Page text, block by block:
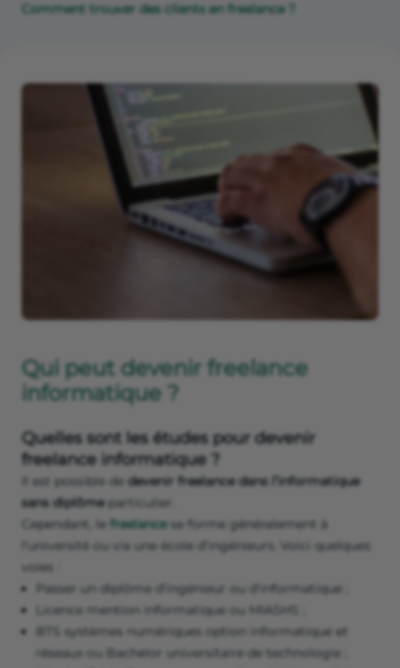
Comment trouver des clients en freelance ?
Qui peut devenir freelance
informatique ?
Quelles sont les études pour devenir
freelance informatique ?
Il est possible de devenir freelance dans l’informatique
sans diplômeparticulier.
Cependant, le freelancese forme généralement à
l'université ou via une école d’ingénieurs. Voici quelques
voies :
Passer un diplôme d’ingénieur ou d'informatique ;
Licence mention informatique ou MIASHS ;
BTS systèmes numériques option informatique et
réseaux ou Bachelor universitaire de technologie ;